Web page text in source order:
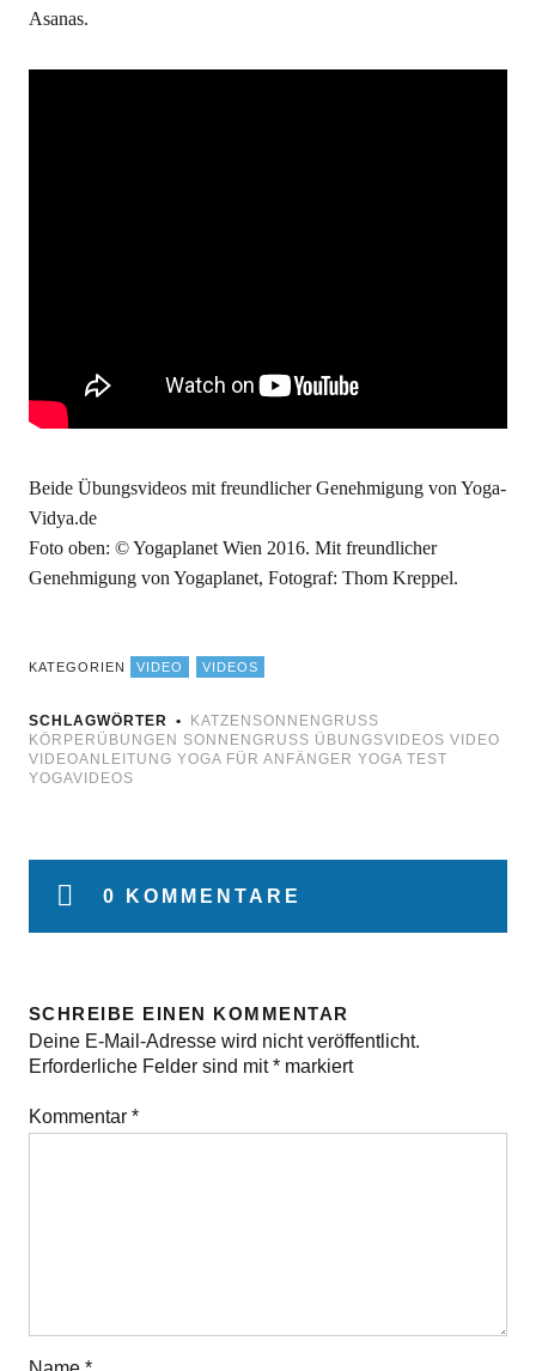
Asanas.
Beide Übungsvideos mit freundlicher Genehmigung von Yoga-
Vidya.de
Foto oben: © Yogaplanet Wien 2016. Mit freundlicher
Genehmigung von Yogaplanet, Fotograf: Thom Kreppel.
KATEGORIEN VIDEO VIDEOS
SCHLAGWÖRTER
KATZENSONNENGRUSS
KÖRPERÜBUNGEN SONNENGRUSS ÜBUNGSVIDEOS VIDEO
VIDEOANLEITUNG YOGA FÜR ANFÄNGER YOGA TEST
YOGAVIDEOS
0 KOMMENTARE
SCHREIBE EINEN KOMMENTAR
Deine E-Mail-Adresse wird nicht veröffentlicht.
Erforderliche Felder sind mit*markiert
Kommentar *